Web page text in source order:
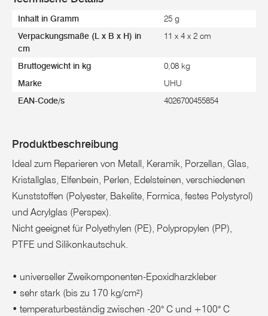
Inhalt in Gramm 25 g
Verpackungsmaße (L x B x H) in
cm
11 x 4 x 2 cm
Bruttogewicht in kg 0,08 kg
Marke UHU
EAN-Code/s 4026700455854
Produktbeschreibung
Ideal zum Reparieren von Metall, Keramik, Porzellan, Glas,
Kristallglas, Elfenbein, Perlen, Edelsteinen, verschiedenen
Kunststoffen (Polyester, Bakelite, Formica, festes Polystyrol)
und Acrylglas (Perspex).
Nicht geeignet für Polyethylen (PE), Polypropylen (PP),
PTFE und Silikonkautschuk.
• universeller Zweikomponenten-Epoxidharzkleber
• sehr stark (bis zu 170 kg/cm²)
• temperaturbeständig zwischen -20° C und +100° C